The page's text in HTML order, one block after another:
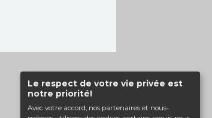
Le respect de votre vie privée est
notre priorité!
Avec votre accord, nos partenaires et nous-